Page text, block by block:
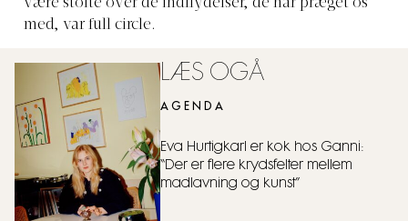
være stolte over de indflydelser, de har præget os
med, var full circle.
LÆS OGÅ
AGENDA
Eva Hurtigkarl er kok hos Ganni:
“Der er flere krydsfelter mellem
madlavning og kunst”